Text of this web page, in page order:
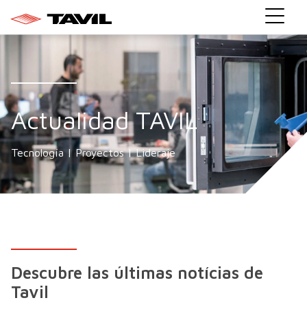
Actualidad TAVIL
Tecnología | Proyectos | Lideraje
Descubre las últimas notícias de
Tavil